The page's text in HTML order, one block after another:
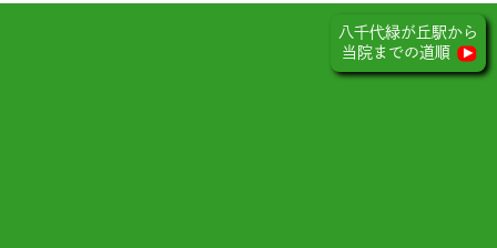
八千代緑が丘駅から
当院までの道順